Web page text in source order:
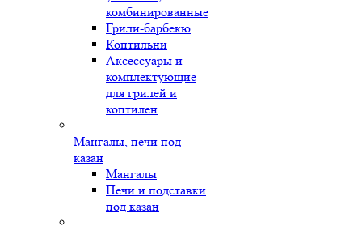
комбинированные
Грили-барбекю
Коптильни
Аксессуары и
комплектующие
для грилей и
коптилен
Мангалы, печи под
казан
Мангалы
Печи и подставки
под казан